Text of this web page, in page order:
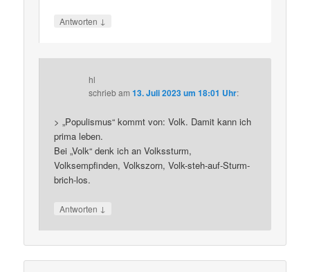
Antworten ↓
hl
schriebam13. Juli 2023 um 18:01 Uhr:
> „Populismus“ kommt von: Volk. Damit kann ich
prima leben.
Bei „Volk“ denk ich an Volkssturm,
Volksempfinden, Volkszorn, Volk-steh-auf-Sturm-
brich-los.
Antworten ↓